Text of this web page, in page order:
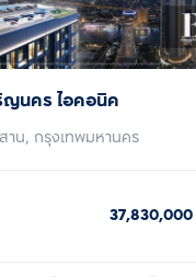
ญนคร ไอคอนิค
าน, กรุงเทพมหานคร
37,830,000